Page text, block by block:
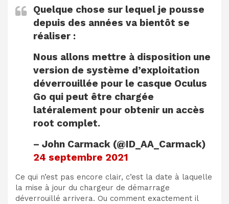
Quelque chose sur lequel je pousse
depuis des années va bientôt se
réaliser :
Nous allons mettre à disposition une
version de système d’exploitation
déverrouillée pour le casque Oculus
Go qui peut être chargée
latéralement pour obtenir un accès
root complet.
– John Carmack (@ID_AA_Carmack)
24 septembre 2021
Ce qui n’est pas encore clair, c’est la date à laquelle
la mise à jour du chargeur de démarrage
déverrouillé arrivera. Ou comment exactement il